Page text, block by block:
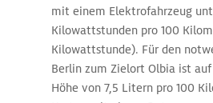
mit einem Elektrofahrzeug
Kilowattstunden pro 100
Kilowattstunde). Für den
Berlin zum Zielort Olbia ist
Höhe von 7,5 Litern pro 100